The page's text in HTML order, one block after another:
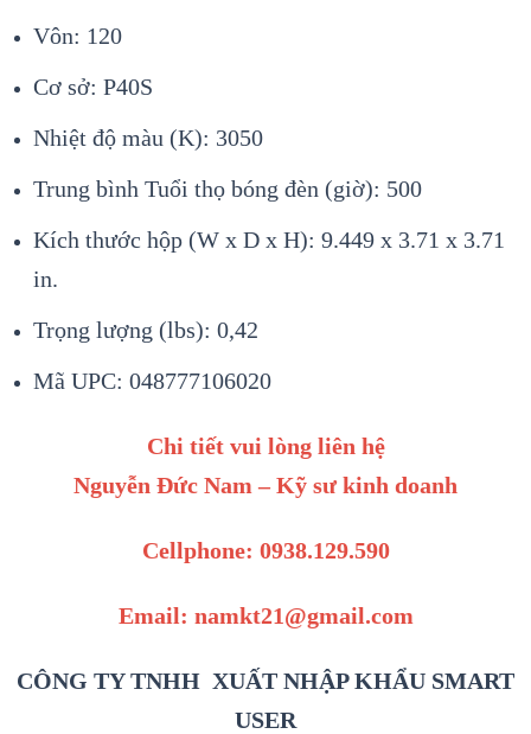
Vôn: 120
Cơ sở: P40S
Nhiệt độ màu (K): 3050
Trung bình Tuổi thọ bóng đèn (giờ): 500
Kích thước hộp (W x D x H): 9.449 x 3.71 x 3.71
in.
Trọng lượng (lbs): 0,42
Mã UPC: 048777106020
Chi tiết vui lòng liên hệ
Nguyễn Đức Nam – Kỹ sư kinh doanh
Cellphone: 0938.129.590
Email: namkt21@gmail.com
CÔNG TY TNHH XUẤT NHẬP KHẨU SMART
USER